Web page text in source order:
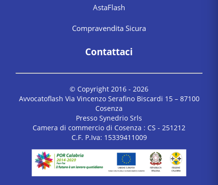
AstaFlash
Compravendita Sicura
Contattaci
© Copyright 2016 - 2026
Avvocatoflash Via Vincenzo Serafino Biscardi 15 – 87100
Cosenza
Presso Synedrio Srls
Camera di commercio di Cosenza : CS - 251212
C.F. P.Iva: 15339411009